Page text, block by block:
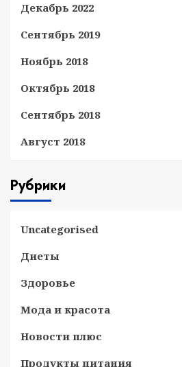
Декабрь 2022
Сентябрь 2019
Ноябрь 2018
Октябрь 2018
Сентябрь 2018
Август 2018
Рубрики
Uncategorised
Диеты
Здоровье
Мода и красота
Новости плюс
Продукты питания